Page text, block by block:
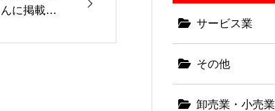
に掲載い
サービス業
その他
卸売業・小売業